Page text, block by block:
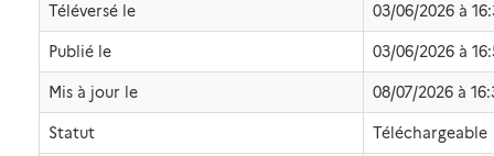
Téléversé le 03/06/2026 à
Publié le 03/06/2026 à
Mis à jour le 08/07/2026 à
Statut Téléchargeable